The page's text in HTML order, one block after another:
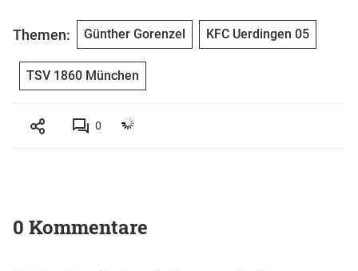
Themen: Günther Gorenzel KFC Uerdingen 05
TSV 1860 München
0
0 Kommentare